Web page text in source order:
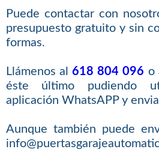
Puede contactar con
presupuesto gratuito y sin
formas.
Llámenos al618 804 096 o
éste último pudiendo
aplicación WhatsAPP y
Aunque también puede